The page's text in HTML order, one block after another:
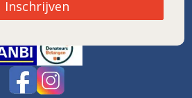
Inschrijven